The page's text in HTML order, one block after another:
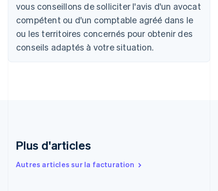
vous conseillons de solliciter l'avis d'un avocat
compétent ou d'un comptable agréé dans le
ou les territoires concernés pour obtenir des
conseils adaptés à votre situation.
Plus d'articles
Autres articles sur la facturation
Bulgarie
English
Canada
English Français
Chine continentale
Espagne
Estonie